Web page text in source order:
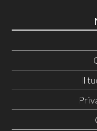
Il